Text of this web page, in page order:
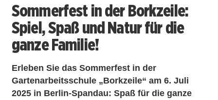
Sommerfest in der Borkzeile:
Spiel, Spaß und Natur für die
ganze Familie!
Erleben Sie das Sommerfest in der
Gartenarbeitsschule „Borkzeile“ am 6. Juli
2025 in Berlin-Spandau: Spaß für die ganze